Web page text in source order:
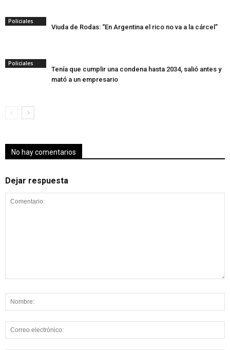
Policiales
Viuda de Rodas: “En Argentina el rico no va a la cárcel”
Policiales
Tenía que cumplir una condena hasta 2034, salió antes y
mató a un empresario
No hay comentarios
Dejar respuesta